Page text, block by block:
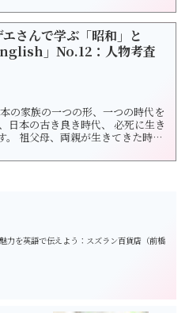
た単位で 1貫＝1000匁
エさんで学ぶ「昭和」と
」No.12：人物考査
の家族の一つの形、一つの時代を
代
本の「昭和」と「英語表現」を学
力を英語で伝えよう：スズラン百貨店（前橋